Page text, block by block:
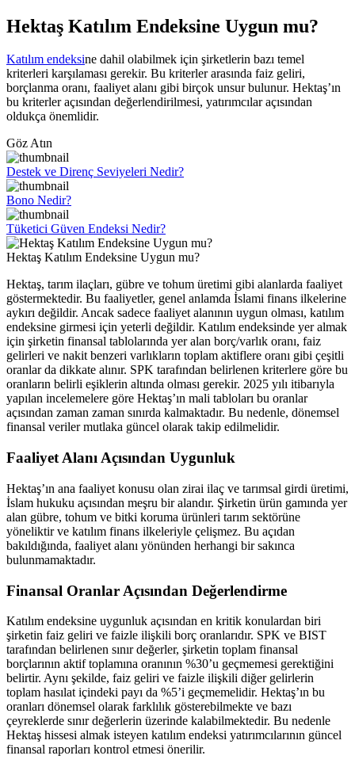
Hektaş Katılım Endeksine Uygun mu?
Katılım endeksine dahil olabilmek için şirketlerin bazı temel
kriterleri karşılaması gerekir. Bu kriterler arasında faiz geliri,
borçlanma oranı, faaliyet alanı gibi birçok unsur bulunur. Hektaş’ın
bu kriterler açısından değerlendirilmesi, yatırımcılar açısından
oldukça önemlidir.
Göz Atın
Destek ve Direnç Seviyeleri Nedir?
Bono Nedir?
Tüketici Güven Endeksi Nedir?
Hektaş Katılım Endeksine Uygun mu?
Hektaş, tarım ilaçları, gübre ve tohum üretimi gibi alanlarda faaliyet
göstermektedir. Bu faaliyetler, genel anlamda İslami finans ilkelerine
aykırı değildir. Ancak sadece faaliyet alanının uygun olması, katılım
endeksine girmesi için yeterli değildir. Katılım endeksinde yer almak
için şirketin finansal tablolarında yer alan borç/varlık oranı, faiz
gelirleri ve nakit benzeri varlıkların toplam aktiflere oranı gibi çeşitli
oranlar da dikkate alınır. SPK tarafından belirlenen kriterlere göre bu
oranların belirli eşiklerin altında olması gerekir. 2025 yılı itibarıyla
yapılan incelemelere göre Hektaş’ın mali tabloları bu oranlar
açısından zaman zaman sınırda kalmaktadır. Bu nedenle, dönemsel
finansal veriler mutlaka güncel olarak takip edilmelidir.
Faaliyet Alanı Açısından Uygunluk
Hektaş’ın ana faaliyet konusu olan zirai ilaç ve tarımsal girdi üretimi,
İslam hukuku açısından meşru bir alandır. Şirketin ürün gamında yer
alan gübre, tohum ve bitki koruma ürünleri tarım sektörüne
yöneliktir ve katılım finans ilkeleriyle çelişmez. Bu açıdan
bakıldığında, faaliyet alanı yönünden herhangi bir sakınca
bulunmamaktadır.
Finansal Oranlar Açısından Değerlendirme
Katılım endeksine uygunluk açısından en kritik konulardan biri
şirketin faiz geliri ve faizle ilişkili borç oranlarıdır. SPK ve BIST
tarafından belirlenen sınır değerler, şirketin toplam finansal
borçlarının aktif toplamına oranının %30’u geçmemesi gerektiğini
belirtir. Aynı şekilde, faiz geliri ve faizle ilişkili diğer gelirlerin
toplam hasılat içindeki payı da %5’i geçmemelidir. Hektaş’ın bu
oranları dönemsel olarak farklılık gösterebilmekte ve bazı
çeyreklerde sınır değerlerin üzerinde kalabilmektedir. Bu nedenle
Hektaş hissesi almak isteyen katılım endeksi yatırımcılarının güncel
finansal raporları kontrol etmesi önerilir.